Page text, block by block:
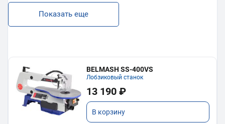
Показать еще
BELMASH SS-400VS
Лобзиковый станок
13 190 ₽
В корзину